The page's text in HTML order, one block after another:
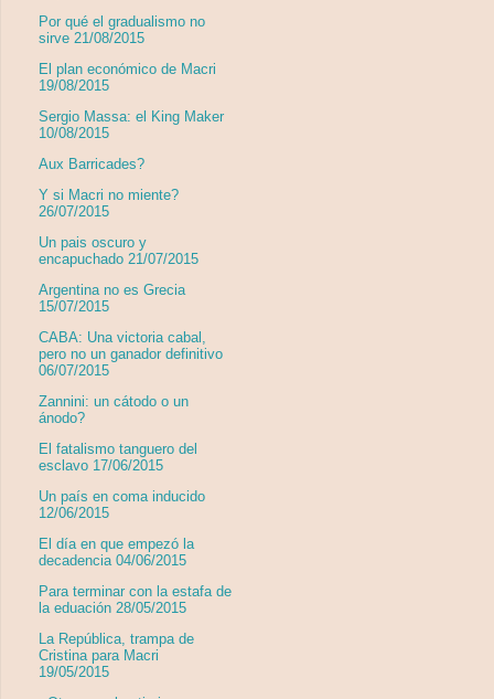
Por qué el gradualismo no
sirve 21/08/2015
El plan económico de Macri
19/08/2015
Sergio Massa: el King Maker
10/08/2015
Aux Barricades?
Y si Macri no miente?
26/07/2015
Un pais oscuro y
encapuchado 21/07/2015
Argentina no es Grecia
15/07/2015
CABA: Una victoria cabal,
pero no un ganador definitivo
06/07/2015
Zannini: un cátodo o un
ánodo?
El fatalismo tanguero del
esclavo 17/06/2015
Un país en coma inducido
12/06/2015
El día en que empezó la
decadencia 04/06/2015
Para terminar con la estafa de
la eduación 28/05/2015
La República, trampa de
Cristina para Macri
19/05/2015